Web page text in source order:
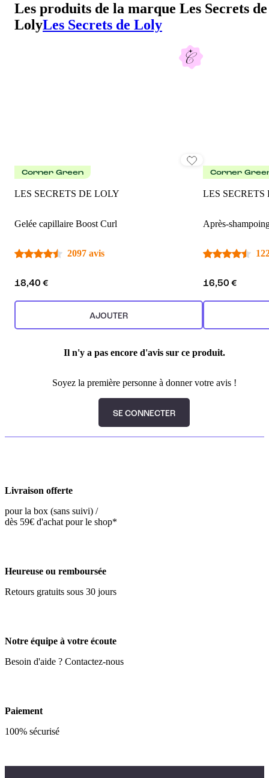
Les produits de la marque Les Secrets de
LolyLes Secrets de Loly
Corner Green
LES SECRETS DE LOLY
Gelée capillaire Boost Curl
2097 avis
18,40 €
AJOUTER
Corner
LES SECRETS
Après-
16,50 €
Il n'y a pas encore d'avis sur ce produit.
Soyez la première personne à donner votre avis !
SE CONNECTER
Livraison offerte
pour la box (sans suivi) /
dès 59€ d'achat pour le shop*
Heureuse ou remboursée
Retours gratuits sous 30 jours
Notre équipe à votre écoute
Besoin d'aide ? Contactez-nous
Paiement
100% sécurisé